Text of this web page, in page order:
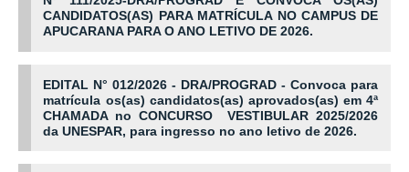
CANDIDATOS(AS) PARA MATRÍCULA NO CAMPUS DE
APUCARANA PARA O ANO LETIVO DE 2026.
EDITAL N° 012/2026 - DRA/PROGRAD - Convoca para
matrícula os(as) candidatos(as) aprovados(as) em 4ª
CHAMADA no CONCURSO VESTIBULAR 2025/2026
da UNESPAR, para ingresso no ano letivo de 2026.